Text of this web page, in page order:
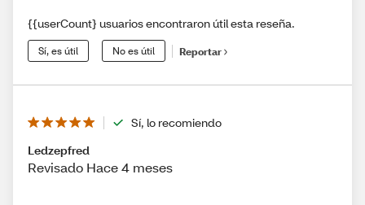
{{userCount} usuarios encontraron útil esta reseña.
Sí, es útil No es útil Reportar
Sí, lo recomiendo
Ledzepfred
Revisado Hace 4 meses